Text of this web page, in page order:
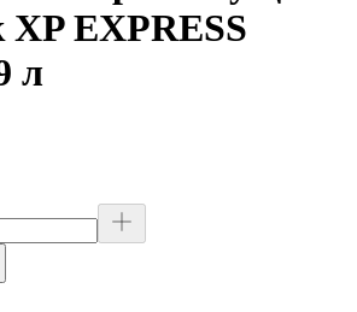
XP EXPRESS
л